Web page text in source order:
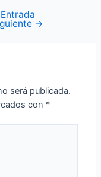
Entrada
→
será publicada.
con *